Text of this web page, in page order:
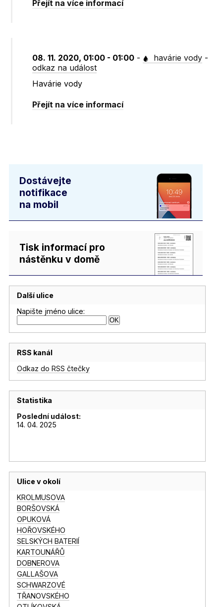
Přejít na více informací
08. 11. 2020, 01:00 - 01:00 - havárie vody -
odkaz na událost
Havárie vody
Přejít na více informací
Dostávejte
notifikace
na mobil
Tisk informací pro
nástěnku v domě
Další ulice
Napište jméno ulice:
RSS kanál
Odkaz do RSS čtečky
Statistika
Poslední událost:
14. 04. 2025
Ulice v okolí
KROLMUSOVA
BORŠOVSKÁ
OPUKOVÁ
HOŘOVSKÉHO
SELSKÝCH BATERIÍ
KARTOUNÁŘŮ
DOBNEROVA
GALLAŠOVA
SCHWARZOVÉ
TŘANOVSKÉHO